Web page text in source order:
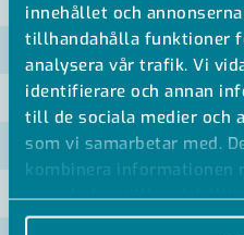
innehållet och
tillhandahålla funktioner
analysera vår trafik. Vi
identifierare och annan
till de sociala medier och
som vi samarbetar med.
kombinera informationen
som du har
när du har använt deras
Artikelnummer RSK
E/S4IC020
E/S4IC025